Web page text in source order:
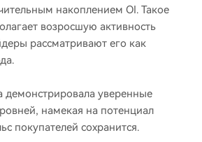
накоплением OI. Такое
возросшую активность
рассматривают его как
демонстрировала уверенные
намекая на потенциал
покупателей сохранится.